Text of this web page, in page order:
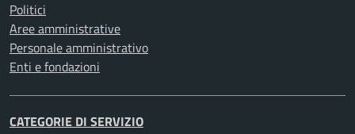
Politici
Aree amministrative
Personale amministrativo
Enti e fondazioni
CATEGORIE DI SERVIZIO